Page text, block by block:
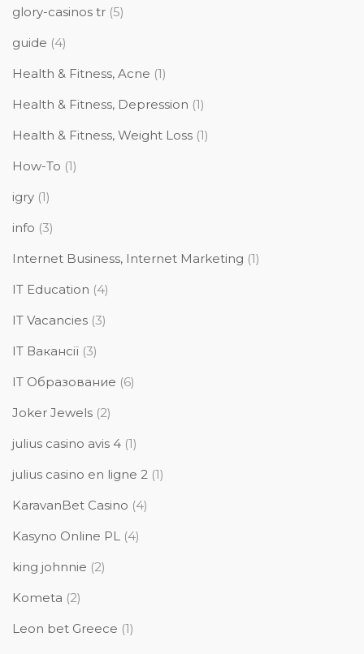
glory-casinos tr (5)
guide (4)
Health & Fitness, Acne (1)
Health & Fitness, Depression (1)
Health & Fitness, Weight Loss (1)
How-To (1)
igry (1)
info (3)
Internet Business, Internet Marketing (1)
IT Education (4)
IT Vacancies (3)
IT Вакансії (3)
IT Образование (6)
Joker Jewels (2)
julius casino avis 4 (1)
julius casino en ligne 2 (1)
KaravanBet Casino (4)
Kasyno Online PL (4)
king johnnie (2)
Kometa (2)
Leon bet Greece (1)